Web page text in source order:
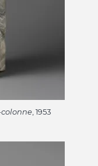
colonne , 1953